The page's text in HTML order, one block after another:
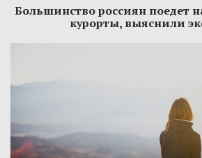
Большинство россиян поедет
курорты, выяснили